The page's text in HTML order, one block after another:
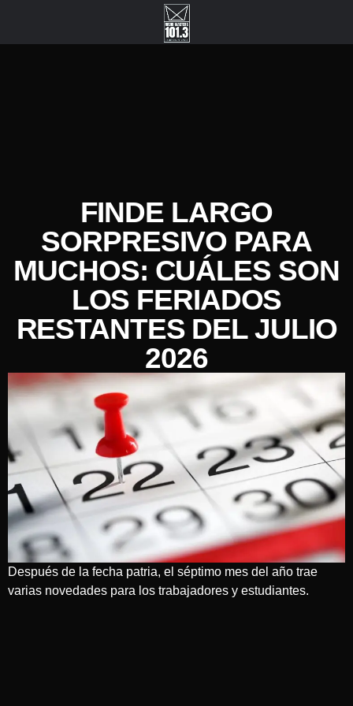
FINDE LARGO
SORPRESIVO PARA
MUCHOS: CUÁLES SON
LOS FERIADOS
RESTANTES DEL JULIO
2026
Después de la fecha patria, el séptimo mes del año trae
varias novedades para los trabajadores y estudiantes.